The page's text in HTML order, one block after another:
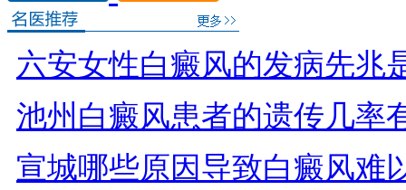
六安女性白癜风的发病先兆
池州白癜风患者的遗传几率
宣城哪些原因导致白癜风难